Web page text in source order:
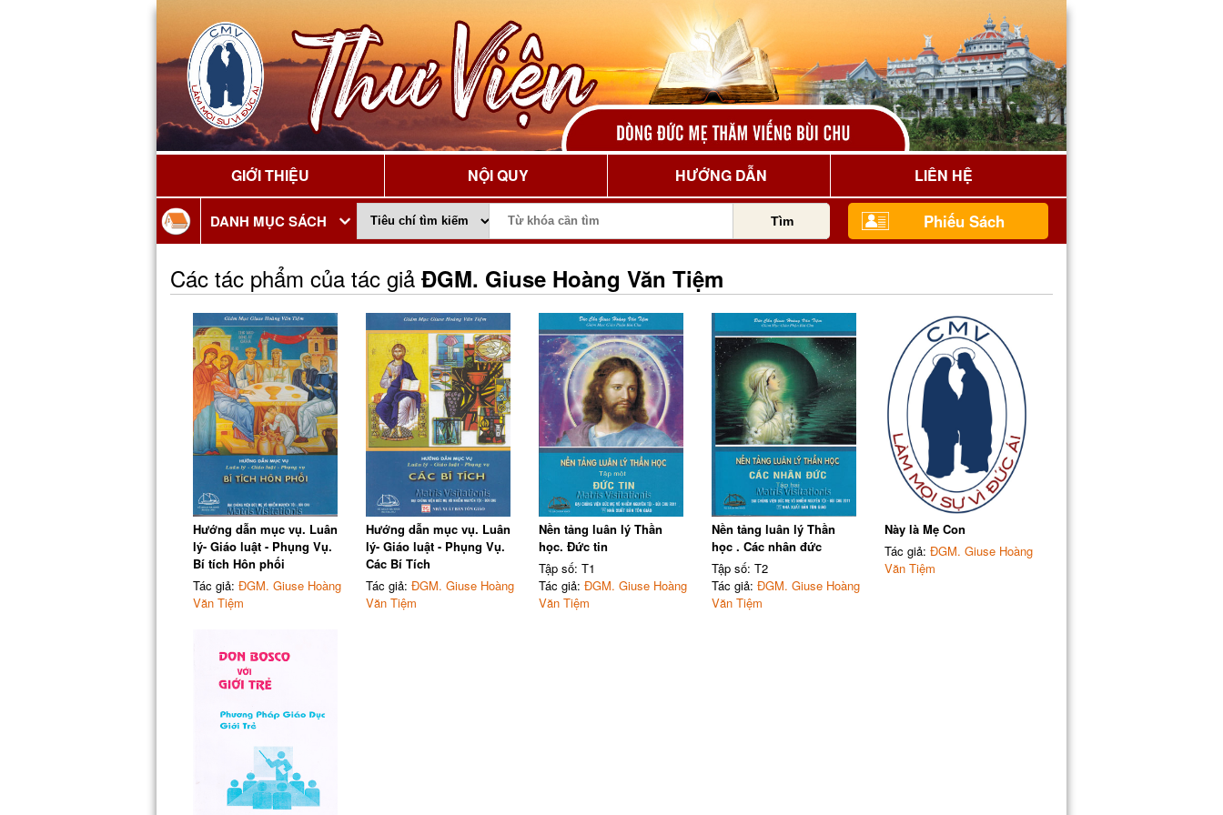
GIỚI THIỆU NỘI QUY HƯỚNG DẪN LIÊN HỆ
DANH MỤC SÁCH Tìm Phiếu Sách
Các tác phẩm của tác giả ĐGM. Giuse Hoàng Văn Tiệm
Hướng dẫn mục vụ. Luân
lý- Giáo luật - Phụng Vụ.
Bí tích Hôn phối
Tác giả: ĐGM. Giuse Hoàng
Văn Tiệm
Hướng dẫn mục vụ. Luân
lý- Giáo luật - Phụng Vụ.
Các Bí Tích
Tác giả: ĐGM. Giuse Hoàng
Văn Tiệm
Nền tảng luân lý Thần
học. Đức tin
Tập số: T1
Tác giả: ĐGM. Giuse Hoàng
Văn Tiệm
Nền tảng luân lý Thần
học . Các nhân đức
Tập số: T2
Tác giả: ĐGM. Giuse Hoàng
Văn Tiệm
Này là Mẹ Con
Tác giả: ĐGM. Giuse Hoàng
Văn Tiệm